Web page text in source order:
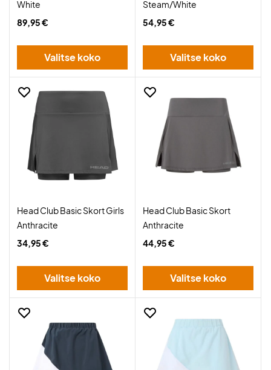
White
89,95 €
Valitse koko
Steam/White
54,95 €
Valitse koko
Head Club Basic Skort Girls
Anthracite
34,95 €
Valitse koko
Head Club Basic Skort
Anthracite
44,95 €
Valitse koko